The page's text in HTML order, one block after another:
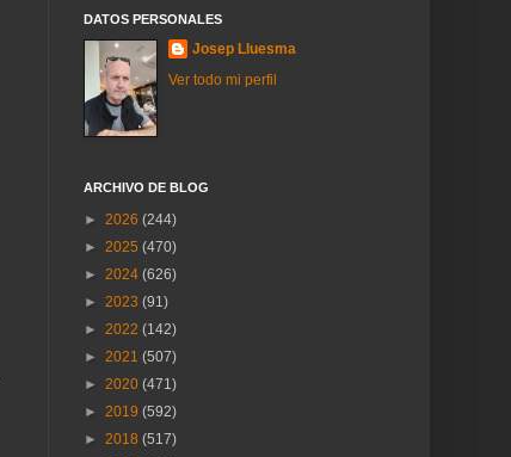
DATOS PERSONALES
Josep Lluesma
Ver todo mi perfil
ARCHIVO DE BLOG
► 2026 (244)
► 2025 (470)
► 2024 (626)
► 2023 (91)
► 2022 (142)
► 2021 (507)
► 2020 (471)
► 2019 (592)
► 2018 (517)